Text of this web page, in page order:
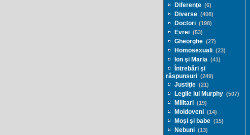
Diferenţe (6)
Diverse (408)
Doctori (198)
Evrei (53)
Gheorghe (27)
Homosexuali (23)
Ion şi Maria (41)
Întrebări şi
răspunsuri (249)
Justiţie (21)
Legile lui Murphy (507)
Militari (19)
Moldoveni (14)
Moşi şi babe (15)
Nebuni (13)